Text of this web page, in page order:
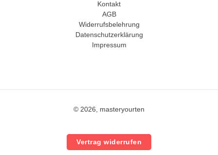
Kontakt
AGB
Widerrufsbelehrung
Datenschutzerklärung
Impressum
© 2026, masteryourten
Vertrag widerrufen